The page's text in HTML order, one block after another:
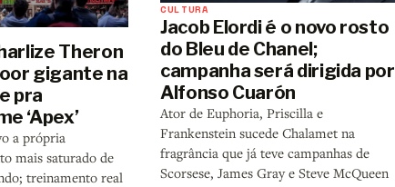
Theron
gigante na
pra
‘Apex’
a própria
mais saturado de
treinamento real
CULTURA
Jacob Elordi é o novo rosto
do Bleu de Chanel;
campanha será dirigida por
Alfonso Cuarón
Ator de Euphoria, Priscilla e
Frankenstein sucede Chalamet na
fragrância que já teve campanhas de
Scorsese, James Gray e Steve McQueen